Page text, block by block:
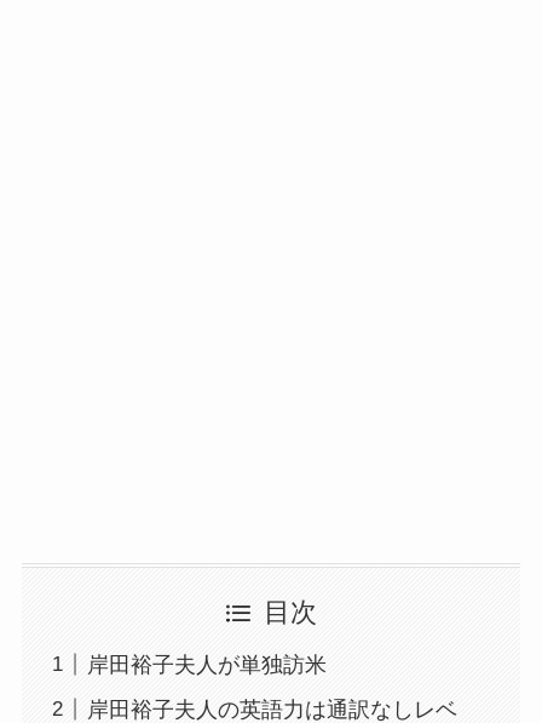
目次
岸田裕子夫人が単独訪米
岸田裕子夫人の英語力は通訳なしレベ